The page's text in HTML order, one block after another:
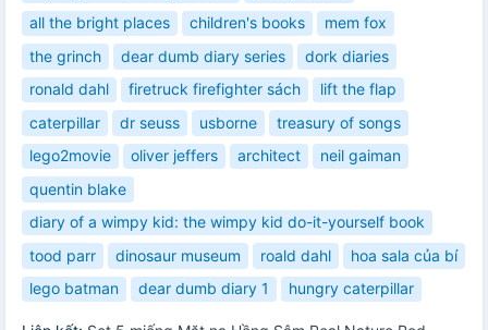
all the bright places
children's books
mem fox
the grinch
dear dumb diary series
dork diaries
ronald dahl
firetruck firefighter sách
lift the flap
caterpillar
dr seuss usborne
treasury of songs
lego2movie
oliver jeffers architect
neil gaiman
quentin blake
diary of a wimpy kid: the wimpy kid do-it-yourself book
tood parr
dinosaur museum roald dahl
hoa sala của bí
lego batman
dear dumb diary 1 hungry caterpillar